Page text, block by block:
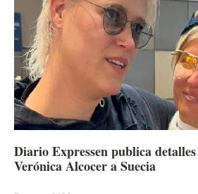
Diario Expressen publica
Verónica Alcocer a Suecia